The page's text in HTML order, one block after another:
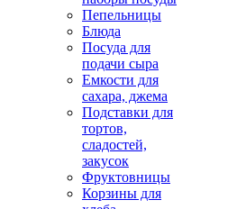
Пепельницы
Блюда
Посуда для
подачи сыра
Емкости для
сахара, джема
Подставки для
тортов,
сладостей,
закусок
Фруктовницы
Корзины для